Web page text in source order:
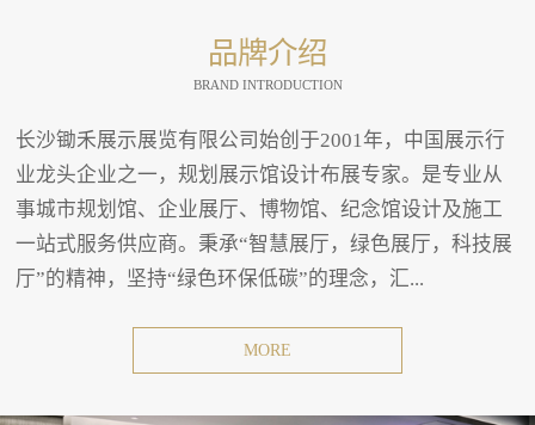
品牌介绍
BRAND INTRODUCTION
长沙锄禾展示展览有限公司始创于2001年，中国展示行
业龙头企业之一，规划展示馆设计布展专家。是专业从
事城市规划馆、企业展厅、博物馆、纪念馆设计及施工
一站式服务供应商。秉承“智慧展厅，绿色展厅，科技展
厅”的精神，坚持“绿色环保低碳”的理念，汇...
MORE